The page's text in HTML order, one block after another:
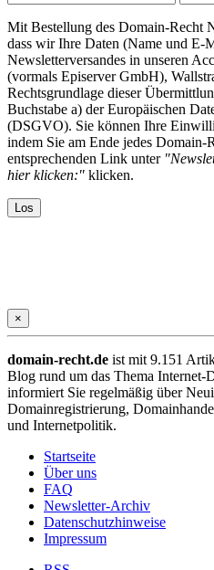
Mit Bestellung des Domain-Recht
dass wir Ihre Daten (Name und E-
Newsletterversandes in unseren
(vormals Episerver GmbH),
Rechtsgrundlage dieser
Buchstabe a) der Europäischen
(DSGVO). Sie können Ihre
indem Sie am Ende jedes Domain-
entsprechenden Link unter
hier klicken:" klicken.
×
domain-recht.de ist mit 9.151
Blog rund um das Thema Internet-
informiert Sie regelmäßig über
Domainregistrierung,
und Internetpolitik.
Startseite
Über uns
FAQ
Newsletter-Archiv
Datenschutzhinweise
Impressum